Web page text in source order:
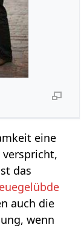
eine
verspricht,
das
auch die
wenn